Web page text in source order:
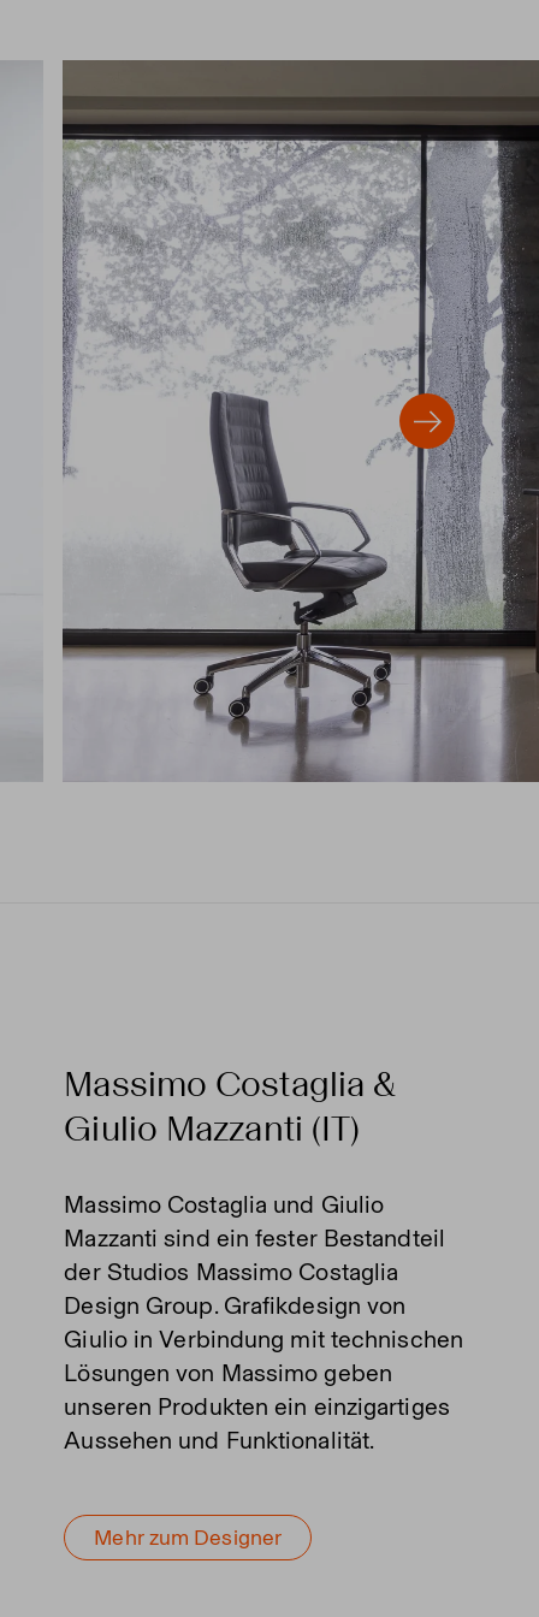
Massimo Costaglia &
Giulio Mazzanti (IT)
Massimo Costaglia und Giulio
Mazzanti sind ein fester Bestandteil
der Studios Massimo Costaglia
Design Group. Grafikdesign von
Giulio in Verbindung mit technischen
Lösungen von Massimo geben
unseren Produkten ein einzigartiges
Aussehen und Funktionalität.
Mehr zum Designer